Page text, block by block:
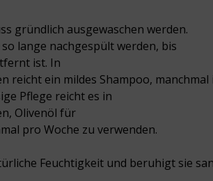
gründlich ausgewaschen werden.
lange nachgespült werden, bis
ist. In
reicht ein mildes Shampoo,
Pflege reicht es in
Olivenöl für
pro Woche zu verwenden.
Feuchtigkeit und beruhigt sie